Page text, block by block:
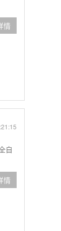
情
自
情